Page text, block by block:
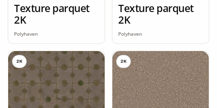
Texture parquet
2K
Polyhaven
Texture parquet
2K
Polyhaven
2K 2K